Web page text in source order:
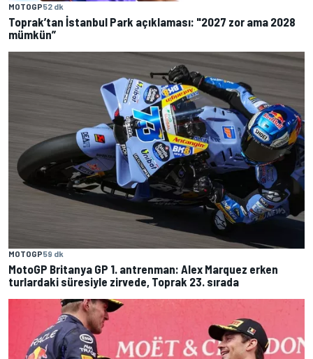
MOTOGP52 dk
Toprak’tan İstanbul Park açıklaması: "2027 zor ama 2028
mümkün”
MOTOGP59 dk
MotoGP Britanya GP 1. antrenman: Alex Marquez erken
turlardaki süresiyle zirvede, Toprak 23. sırada